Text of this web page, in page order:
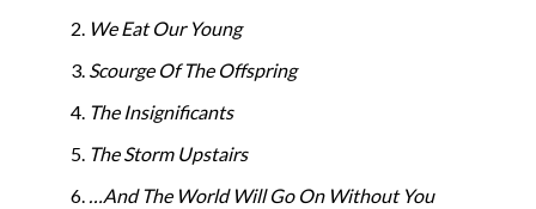
We Eat Our Young
Scourge Of The Offspring
The Insignificants
The Storm Upstairs
…And The World Will Go On Without You